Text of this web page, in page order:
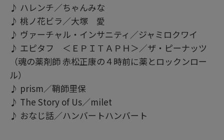
♪ ハレンチ／ちゃんみな
♪ 桃ノ花ビラ／大塚 愛
♪ ヴァーチャル・インサニティ／ジャミロクワイ
♪ エピタフ ＜ＥＰＩＴＡＰＨ＞／ザ・ピーナッツ
（魂の薬剤師 赤松正康の４時前に薬とロックンロー
ル）
♪ prism／鞘師里保
♪ The Story of Us／milet
♪ おなじ話／ハンバートハンバート